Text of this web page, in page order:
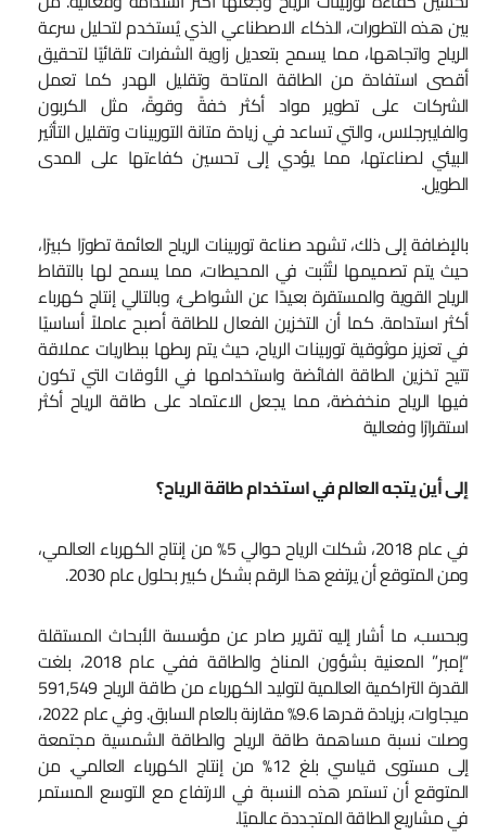
بين هذه التطورات، الذكاء الاصطناعي الذي يُستخدم لتحليل سرعة
الرياح واتجاهها، مما يسمح بتعديل زاوية الشفرات تلقائيًا لتحقيق
أقصى استفادة من الطاقة المتاحة وتقليل الهدر. كما تعمل
الشركات على تطوير مواد أكثر خفةً وقوةً، مثل الكربون
والفايبرجلاس، والتي تساعد في زيادة متانة التوربينات وتقليل التأثير
البيئي لصناعتها، مما يؤدي إلى تحسين كفاءتها على المدى
الطويل.
بالإضافة إلى ذلك، تشهد صناعة توربينات الرياح العائمة تطورًا كبيرًا،
حيث يتم تصميمها لتُثبت في المحيطات، مما يسمح لها بالتقاط
الرياح القوية والمستقرة بعيدًا عن الشواطئ، وبالتالي إنتاج كهرباء
أكثر استدامة. كما أن التخزين الفعال للطاقة أصبح عاملاً أساسيًا
في تعزيز موثوقية توربينات الرياح، حيث يتم ربطها ببطاريات عملاقة
تتيح تخزين الطاقة الفائضة واستخدامها في الأوقات التي تكون
فيها الرياح منخفضة، مما يجعل الاعتماد على طاقة الرياح أكثر
استقرارًا وفعالية
إلى أين يتجه العالم في استخدام طاقة الرياح؟
في عام 2018، شكلت الرياح حوالي 5% من إنتاج الكهرباء العالمي،
ومن المتوقع أن يرتفع هذا الرقم بشكل كبير بحلول عام 2030.
وبحسب، ما أشار إليه تقرير صادر عن مؤسسة الأبحاث المستقلة
“إمبر” المعنية بشؤون المناخ والطاقة ففي عام 2018، بلغت
القدرة التراكمية العالمية لتوليد الكهرباء من طاقة الرياح 591,549
ميجاوات، بزيادة قدرها 9.6% مقارنة بالعام السابق. وفي عام 2022،
وصلت نسبة مساهمة طاقة الرياح والطاقة الشمسية مجتمعة
إلى مستوى قياسي بلغ 12% من إنتاج الكهرباء العالمي. من
المتوقع أن تستمر هذه النسبة في الارتفاع مع التوسع المستمر
في مشاريع الطاقة المتجددة عالميًا.​